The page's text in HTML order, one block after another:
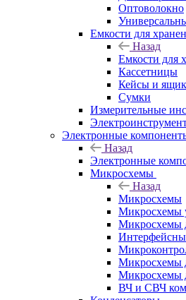
Оптоволокно
Емкости для
Назад
Емкости для
Кассетницы
Кейсы и
Сумки
Измерительные
Электронные
Назад
Электронные
Микросхемы
Назад
Микросхемы
Микросхемы
Микросхемы
Микросхемы
Микросхемы
ВЧ и СВЧ